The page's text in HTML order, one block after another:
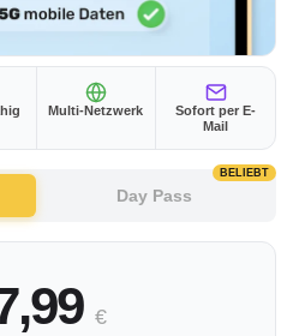
Multi-Netzwerk
Sofort per E-
Mail
Day Pass
BELIEBT
€